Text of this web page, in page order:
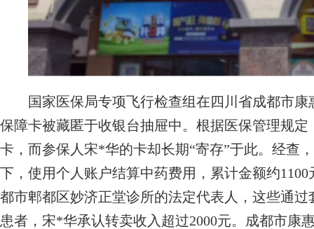
国家医保局专项飞行检查组在四川省成都市康
保障卡被藏匿于收银台抽屉中。根据医保管理规
卡，而参保人宋*华的卡却长期“寄存”于此。经查
下，使用个人账户结算中药费用，累计金额约
都市郫都区妙济正堂诊所的法定代表人，这些通
患者，宋*华承认转卖收入超过2000元。成都市康